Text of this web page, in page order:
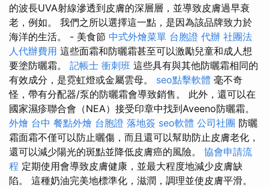
的波長UVA射線滲透到皮膚的深層層，並導致皮膚過早衰
老，例如。 我們之所以選擇這一點，是因為該品牌致力於
海洋的生活。 - 美食節 中式外燴菜單 台胞證 代辦 社團法
人代辦費用 這些面霜和防曬霜甚至可以激勵兒童和成人想
要塗防曬霜。 記帳士 衝刺班 這些具有與其他防曬霜相同的
有效成分，是霓虹燈或金屬雲母。 seo點擊軟體 毫不奇
怪，帶有分配器/泵的防曬霜會導致銷售。 此外，還可以在
國家濕疹聯合會（NEA）接受印章中找到Aveeno防曬霜。
外燴 台中 餐點外燴 台胞證 落地簽 seo軟體 公司社團 防曬
霜面霜不僅可以防止曬傷，而且還可以幫助防止皮膚老化，
還可以減少陽光的斑點並降低皮膚癌的風險。 協會申請流
程 定期使用會導致皮膚健康，並最大程度地減少皮膚缺
陷。 這種奶油完美地標準化，滋潤，調理並使皮膚平滑。